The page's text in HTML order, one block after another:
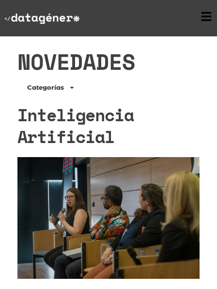
NOVEDADES
Categorías
Inteligencia
Artificial